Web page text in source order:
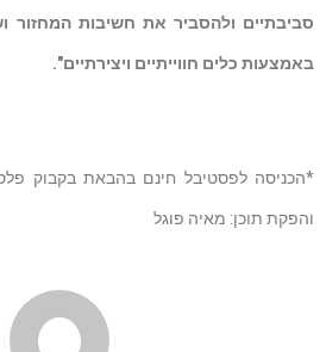
סביבתיים ולהסביר את חשיבות המחזור
באמצעות כלים חווייתיים ויצירתיים".
*הכניסה לפסטיבל חינם בהבאת בקבוק
והפקת תוכן: מאיה פוגל